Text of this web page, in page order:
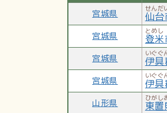
宮城県 せんだ
仙台
宮城県 とめし
登米
宮城県 いぐぐ
伊具
宮城県 いぐぐ
伊具
山形県 ひがし
東置